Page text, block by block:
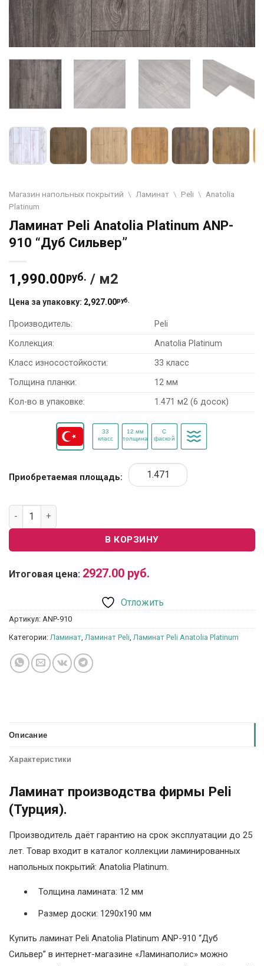
Магазин напольных покрытий \ Ламинат \ Peli \ Anatolia
Platinum
Ламинат Peli Anatolia Platinum ANP-
910 “Дуб Сильвер”
1,990.00руб. / м2
Цена за упаковку: 2,927.00руб.
Производитель:
Peli
Коллекция:
Anatolia Platinum
Класс износостойкости:
33 класс
Толщина планки:
12 мм
Кол-во в упаковке:
1.471 м2 (6 досок)
Приобретаемая площадь:
Количество товара Ламинат Peli Anatolia Platinum ANP-
В КОРЗИНУ
Итоговая цена: 2927.00 руб.
Отложить
Артикул: ANP-910
Категории: Ламинат Ламинат Peli Ламинат Peli Anatolia Platinum
Описание
Характеристики
Ламинат производства фирмы Peli
(Турция).
Производитель даёт гарантию на срок эксплуатации до 25
лет. Товар входит в каталог коллекции ламинированных
напольных покрытий: Anatolia Platinum.
Толщина ламината: 12 мм
Размер доски: 1290х190 мм
Купить ламинат Peli Anatolia Platinum ANP-910 “Дуб
Сильвер” в интернет-магазине «Ламинаполис» можно